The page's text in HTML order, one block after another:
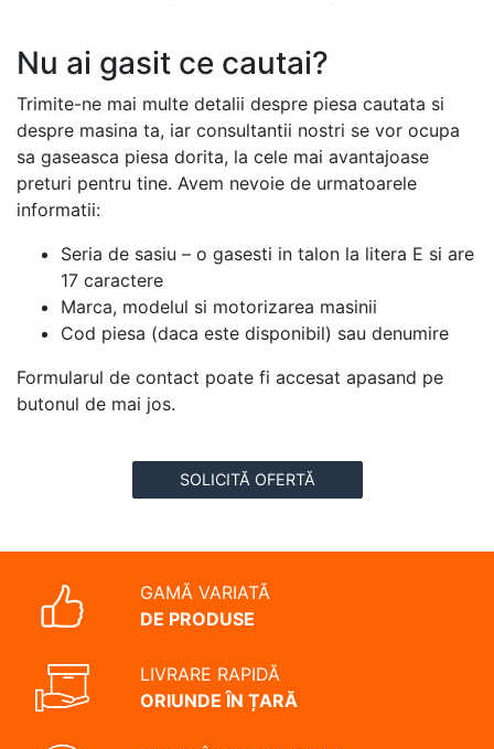
Nu ai gasit ce cautai?
Trimite-ne mai multe detalii despre piesa cautata si
despre masina ta, iar consultantii nostri se vor ocupa
sa gaseasca piesa dorita, la cele mai avantajoase
preturi pentru tine. Avem nevoie de urmatoarele
informatii:
Seria de sasiu – o gasesti in talon la litera E si are
17 caractere
Marca, modelul si motorizarea masinii
Cod piesa (daca este disponibil) sau denumire
Formularul de contact poate fi accesat apasand pe
butonul de mai jos.
SOLICITĂ OFERTĂ
GAMĂ VARIATĂ
DE PRODUSE
LIVRARE RAPIDĂ
ORIUNDE ÎN ȚARĂ